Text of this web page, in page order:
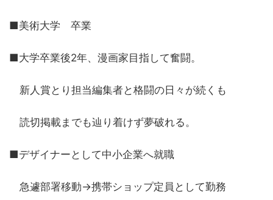
■美術大学 卒業
■大学卒業後2年、漫画家目指して奮闘。
新人賞とり担当編集者と格闘の日々が続くも
読切掲載までも辿り着けず夢破れる。
■デザイナーとして中小企業へ就職
急遽部署移動→携帯ショップ定員として勤務